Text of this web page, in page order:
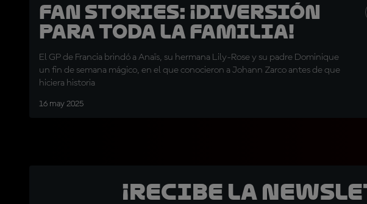
Fan Stories: ¡Diversión
para toda la familia!
El GP de Francia brindó a Anaïs, su hermana Lily-Rose y su padre Dominique
un fin de semana mágico, en el que conocieron a Johann Zarco antes de que
hiciera historia
16 may 2025
¡Recibe la